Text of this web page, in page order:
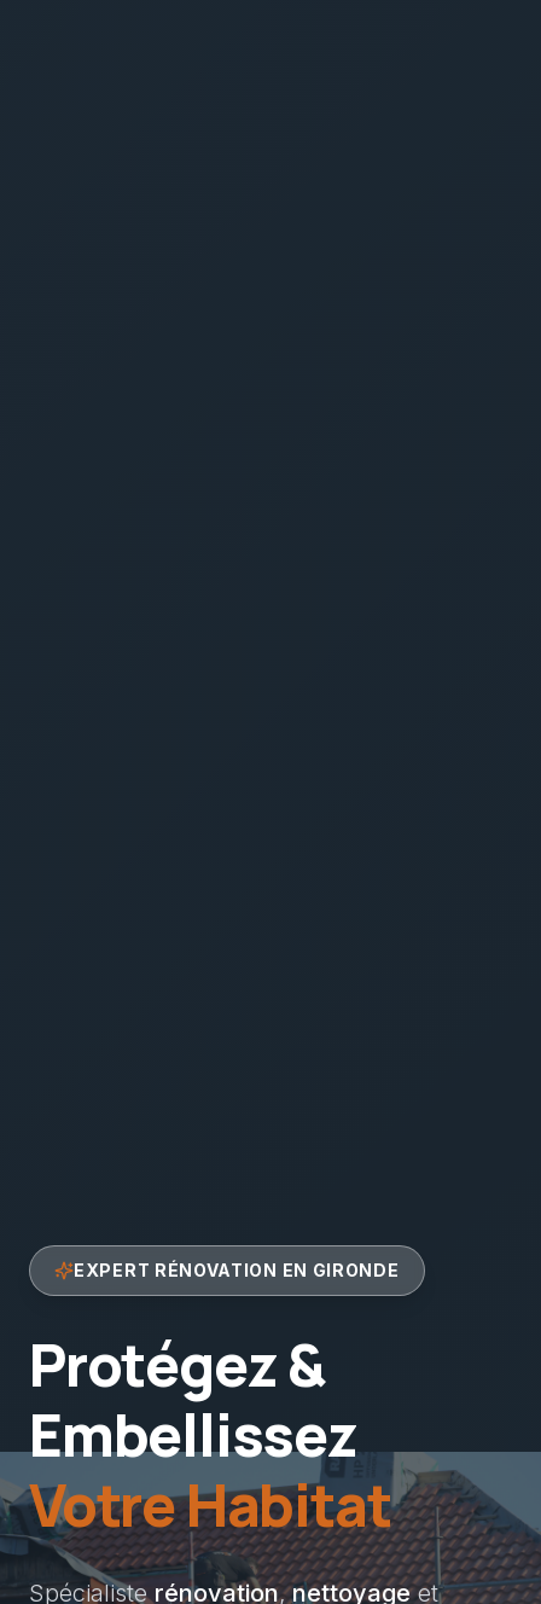
EXPERT RÉNOVATION EN GIRONDE
Protégez &
Embellissez
Votre Habitat
Spécialisterénovation,nettoyageet